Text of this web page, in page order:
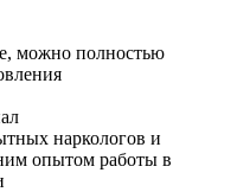
можно полностью
наркологов и
опытом работы в